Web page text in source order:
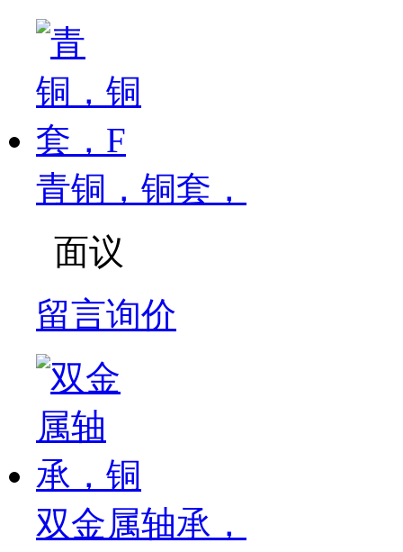
青铜，铜套，
面议
留言询价
双金属轴承，